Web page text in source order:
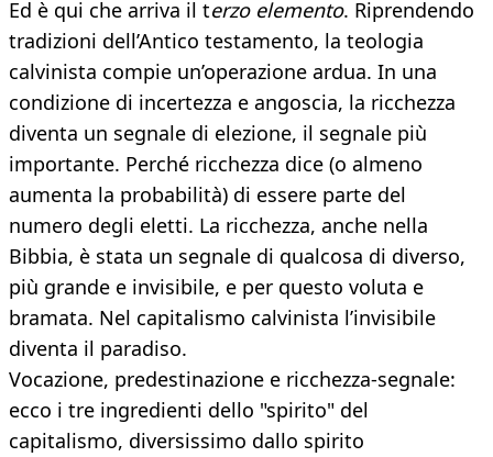
Ed è qui che arriva il terzo elemento. Riprendendo
tradizioni dell’Antico testamento, la teologia
calvinista compie un’operazione ardua. In una
condizione di incertezza e angoscia, la ricchezza
diventa un segnale di elezione, il segnale più
importante. Perché ricchezza dice (o almeno
aumenta la probabilità) di essere parte del
numero degli eletti. La ricchezza, anche nella
Bibbia, è stata un segnale di qualcosa di diverso,
più grande e invisibile, e per questo voluta e
bramata. Nel capitalismo calvinista l’invisibile
diventa il paradiso.
Vocazione, predestinazione e ricchezza-segnale:
ecco i tre ingredienti dello "spirito" del
capitalismo, diversissimo dallo spirito